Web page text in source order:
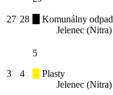
27 28
Komunálny odpad
Jelenec (Nitra)
3 4
5
Plasty
Jelenec (Nitra)